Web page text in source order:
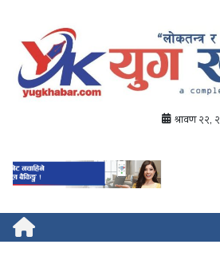
श्रावण २२,